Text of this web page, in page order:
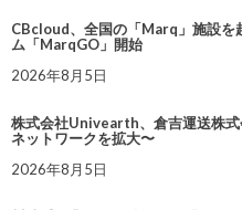
CBcloud、全国の「Marq」施設を
ム「MarqGO」開始
2026年8月5日
株式会社Univearth、倉吉運送株
ネットワークを拡大〜
2026年8月5日